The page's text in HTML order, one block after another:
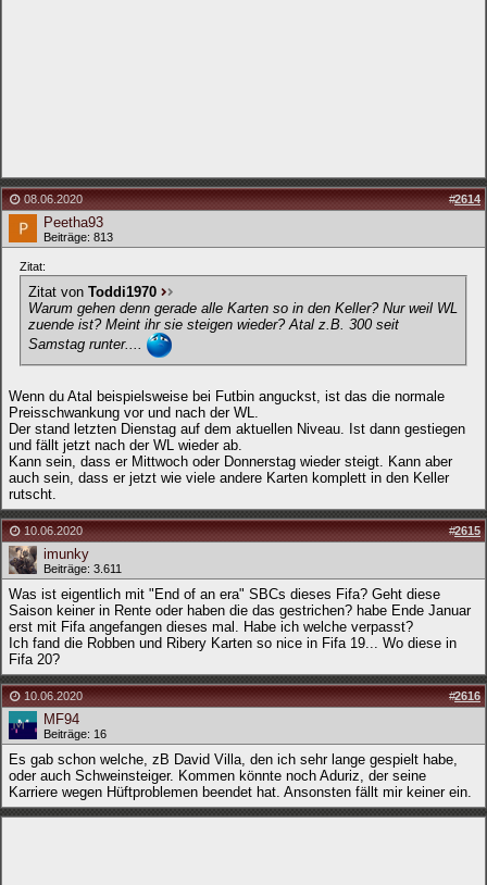
08.06.2020 #2614
Peetha93
Beiträge: 813
Zitat:
Zitat von Toddi1970
Warum gehen denn gerade alle Karten so in den Keller? Nur weil WL
zuende ist? Meint ihr sie steigen wieder? Atal z.B. 300 seit
Samstag runter....
Wenn du Atal beispielsweise bei Futbin anguckst, ist das die normale
Preisschwankung vor und nach der WL.
Der stand letzten Dienstag auf dem aktuellen Niveau. Ist dann gestiegen
und fällt jetzt nach der WL wieder ab.
Kann sein, dass er Mittwoch oder Donnerstag wieder steigt. Kann aber
auch sein, dass er jetzt wie viele andere Karten komplett in den Keller
rutscht.
10.06.2020 #2615
imunky
Beiträge: 3.611
Was ist eigentlich mit "End of an era" SBCs dieses Fifa? Geht diese
Saison keiner in Rente oder haben die das gestrichen? habe Ende Januar
erst mit Fifa angefangen dieses mal. Habe ich welche verpasst?
Ich fand die Robben und Ribery Karten so nice in Fifa 19... Wo diese in
Fifa 20?
10.06.2020 #2616
MF94
Beiträge: 16
Es gab schon welche, zB David Villa, den ich sehr lange gespielt habe,
oder auch Schweinsteiger. Kommen könnte noch Aduriz, der seine
Karriere wegen Hüftproblemen beendet hat. Ansonsten fällt mir keiner ein.